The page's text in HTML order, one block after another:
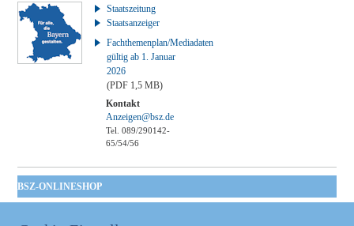
Staatszeitung
Staatsanzeiger
Fachthemenplan/Mediadaten
gültig ab 1. Januar
2026
(PDF 1,5 MB)
Kontakt
Anzeigen@bsz.de
Tel. 089/290142-
65/54/56
BSZ-ONLINESHOP